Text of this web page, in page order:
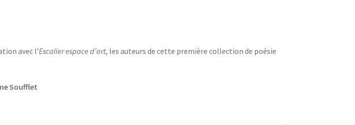
avec l’Escalier espace d’art, les auteurs de cette première collection de poésie
Soufflet